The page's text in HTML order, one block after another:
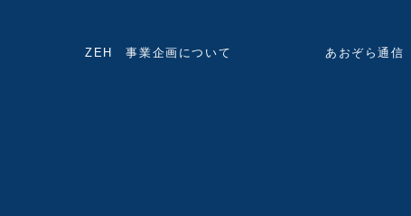
ZEH 事業企画について あおぞら通信